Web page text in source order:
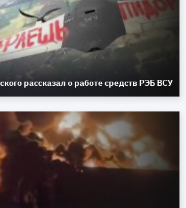
рассказал о работе средств РЭБ ВСУ